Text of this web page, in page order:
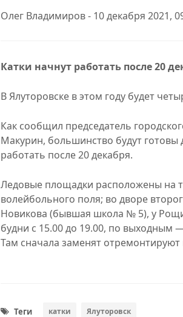
Олег Владимиров - 10 декабря 2021,
Катки начнут работать после 20
В Ялуторовске в этом году будет
Как сообщил председатель
Макурин, большинство будут готовы
работать после 20 декабря.
Ледовые площадки расположены на
волейбольного поля; во дворе
Новикова (бывшая школа № 5), у
будни с 15.00 до 19.00, по выходным
Там сначала заменят
Теги катки Ялуторовск